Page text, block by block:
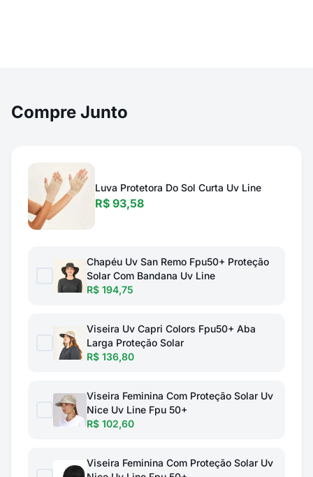
Compre Junto
Luva Protetora Do Sol Curta Uv Line
R$ 93,58
Chapéu Uv San Remo Fpu50+ Proteção
Solar Com Bandana Uv Line
R$ 194,75
Viseira Uv Capri Colors Fpu50+ Aba
Larga Proteção Solar
R$ 136,80
Viseira Feminina Com Proteção Solar Uv
Nice Uv Line Fpu 50+
R$ 102,60
Viseira Feminina Com Proteção Solar Uv